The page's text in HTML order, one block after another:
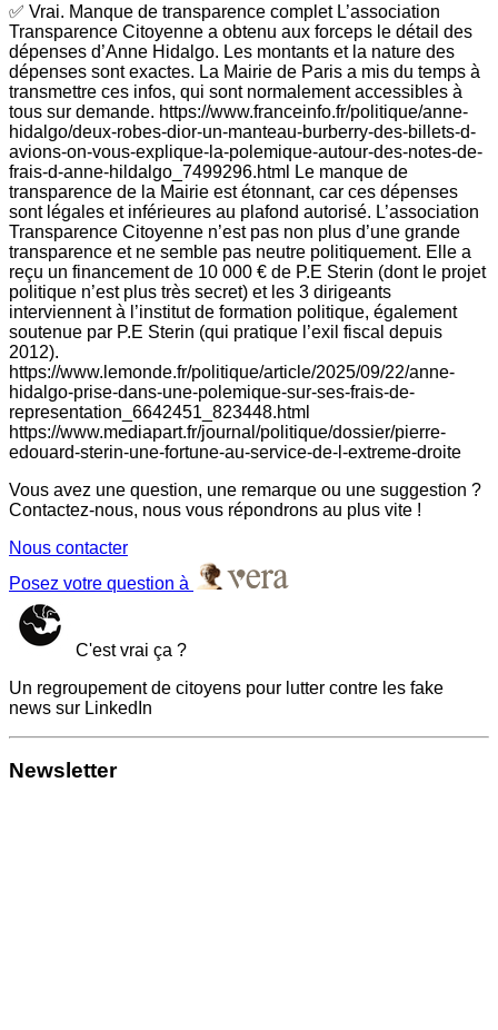
✅ Vrai. Manque de transparence complet L’association
Transparence Citoyenne a obtenu aux forceps le détail des
dépenses d’Anne Hidalgo. Les montants et la nature des
dépenses sont exactes. La Mairie de Paris a mis du temps à
transmettre ces infos, qui sont normalement accessibles à
tous sur demande. https://www.franceinfo.fr/politique/anne-
hidalgo/deux-robes-dior-un-manteau-burberry-des-billets-d-
avions-on-vous-explique-la-polemique-autour-des-notes-de-
frais-d-anne-hildalgo_7499296.html Le manque de
transparence de la Mairie est étonnant, car ces dépenses
sont légales et inférieures au plafond autorisé. L’association
Transparence Citoyenne n’est pas non plus d’une grande
transparence et ne semble pas neutre politiquement. Elle a
reçu un financement de 10 000 € de P.E Sterin (dont le projet
politique n’est plus très secret) et les 3 dirigeants
interviennent à l’institut de formation politique, également
soutenue par P.E Sterin (qui pratique l’exil fiscal depuis
2012).
https://www.lemonde.fr/politique/article/2025/09/22/anne-
hidalgo-prise-dans-une-polemique-sur-ses-frais-de-
representation_6642451_823448.html
https://www.mediapart.fr/journal/politique/dossier/pierre-
edouard-sterin-une-fortune-au-service-de-l-extreme-droite
Vous avez une question, une remarque ou une suggestion ?
Contactez-nous, nous vous répondrons au plus vite !
Nous contacter
Posez votre question à
C'est vrai ça ?
Un regroupement de citoyens pour lutter contre les fake
news sur LinkedIn
Newsletter